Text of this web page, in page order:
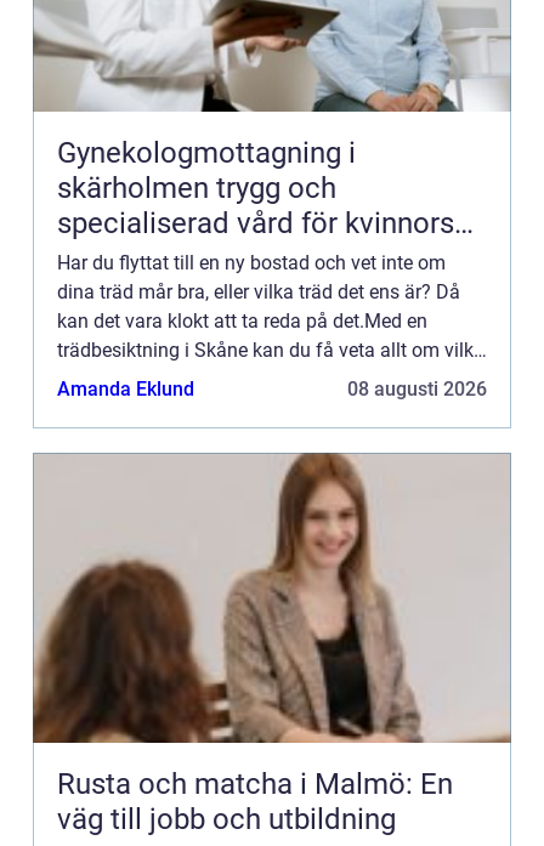
Gynekologmottagning i
skärholmen trygg och
specialiserad vård för kvinnors
hälsa
Har du flyttat till en ny bostad och vet inte om
dina träd mår bra, eller vilka träd det ens är? Då
kan det vara klokt att ta reda på det.Med en
trädbesiktning i Skåne kan du få veta allt om vilka
tr&...
Amanda Eklund 08 augusti 2026
Rusta och matcha i Malmö: En
väg till jobb och utbildning